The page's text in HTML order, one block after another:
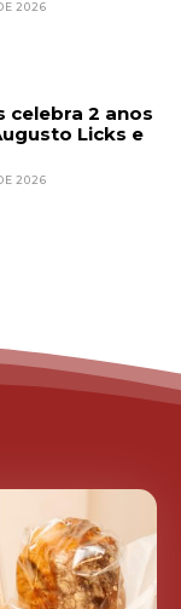
2026
celebra 2 anos
Licks e
2026